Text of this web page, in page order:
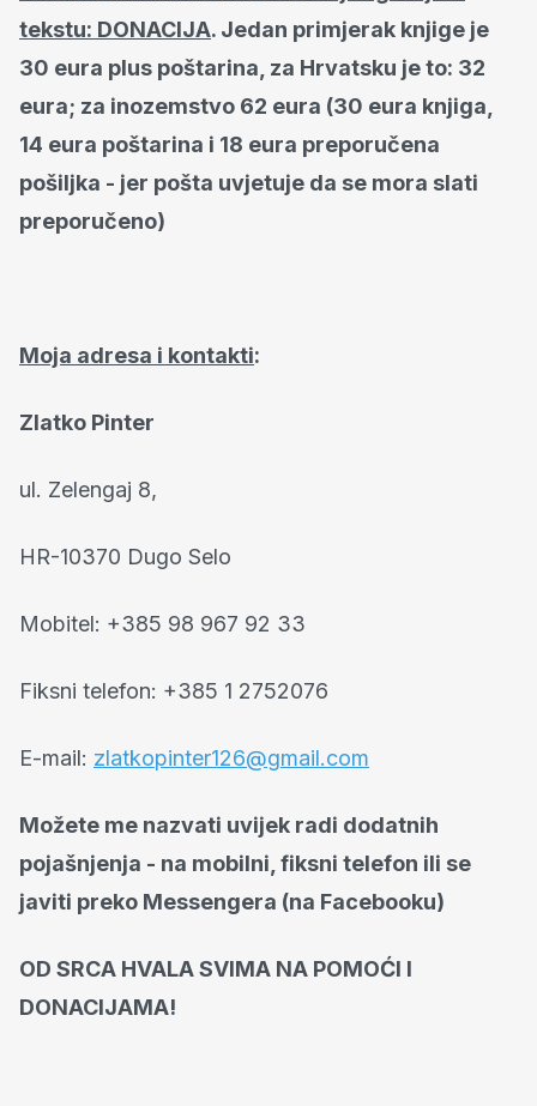
tekstu: DONACIJA. Jedan primjerak knjige je
30 eura plus poštarina, za Hrvatsku je to: 32
eura; za inozemstvo 62 eura (30 eura knjiga,
14 eura poštarina i 18 eura preporučena
pošiljka - jer pošta uvjetuje da se mora slati
preporučeno)
Moja adresa i kontakti:
Zlatko Pinter
ul. Zelengaj 8,
HR-10370 Dugo Selo
Mobitel: +385 98 967 92 33
Fiksni telefon: +385 1 2752076
E-mail: zlatkopinter126@gmail.com
Možete me nazvati uvijek radi dodatnih
pojašnjenja - na mobilni, fiksni telefon ili se
javiti preko Messengera (na Facebooku)
OD SRCA HVALA SVIMA NA POMOĆI I
DONACIJAMA!